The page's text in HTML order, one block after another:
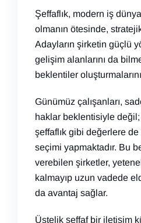
Şeffaflık, modern iş
olmanın ötesinde,
Adayların şirketin güçlü
gelişim alanlarını da
beklentiler
Günümüz çalışanları,
haklar beklentisiyle
şeffaflık gibi değerlere
seçimi yapmaktadır. Bu
verebilen şirketler,
kalmayıp uzun vadede
da avantaj sağlar.
Üstelik şeffaf bir iletişim